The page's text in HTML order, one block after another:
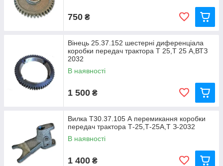
750 ₴
Вінець 25.37.152 шестерні диференціала
коробки передач трактора Т 25,Т 25 А,ВТЗ
2032
В наявності
1 500 ₴
Вилка Т30.37.105 А перемикання коробки
передач трактора Т-25,Т-25А,Т З-2032
В наявності
1 400 ₴